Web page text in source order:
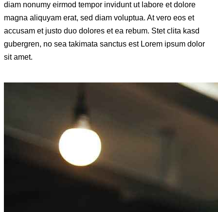
diam nonumy eirmod tempor invidunt ut labore et dolore
magna aliquyam erat, sed diam voluptua. At vero eos et
accusam et justo duo dolores et ea rebum. Stet clita kasd
gubergren, no sea takimata sanctus est Lorem ipsum dolor
sit amet.